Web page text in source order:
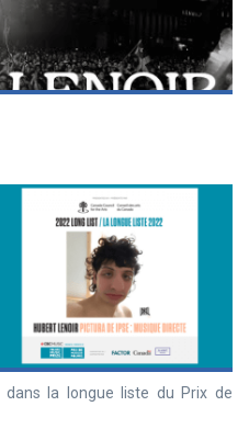
dans la longue liste du Prix de